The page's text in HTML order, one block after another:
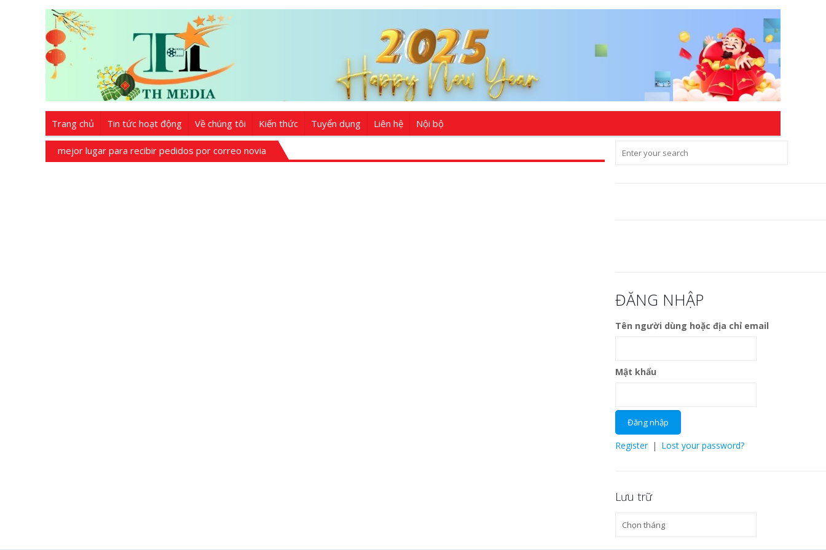
Trang chủ Tin tức hoạt động Về chúng tôi Kiến thức Tuyển dụng Liên hệ Nội bộ
mejor lugar para recibir pedidos por correo novia
ĐĂNG NHẬP
Tên người dùng hoặc địa chỉ email
Mật khẩu
Register | Lost your password?
Lưu trữ
Lưu